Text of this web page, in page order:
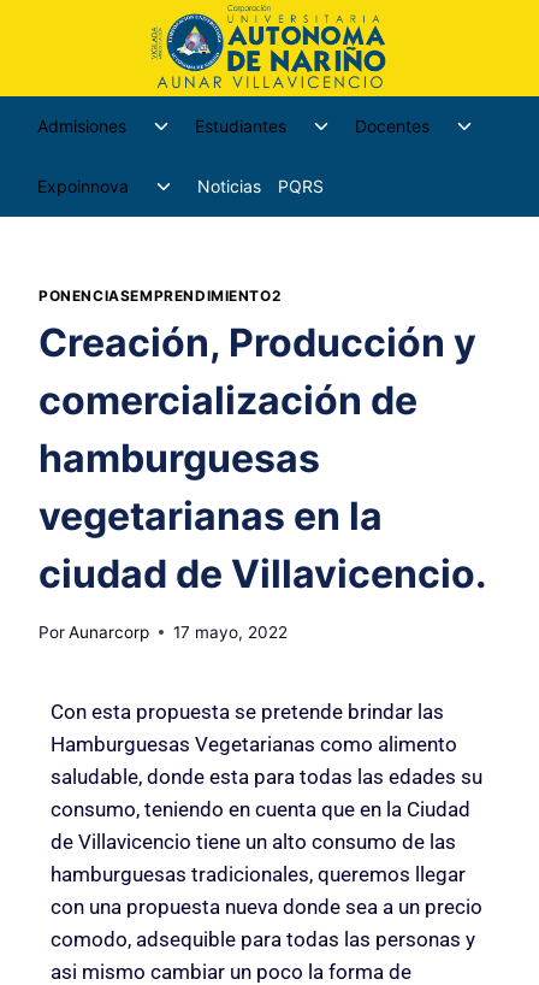
Admisiones Estudiantes Docentes
Expoinnova Noticias PQRS
PONENCIASEMPRENDIMIENTO2
Creación, Producción y
comercialización de
hamburguesas
vegetarianas en la
ciudad de Villavicencio.
PorAunarcorp 17 mayo, 2022
Con esta propuesta se pretende brindar las
Hamburguesas Vegetarianas como alimento
saludable, donde esta para todas las edades su
consumo, teniendo en cuenta que en la Ciudad
de Villavicencio tiene un alto consumo de las
hamburguesas tradicionales, queremos llegar
con una propuesta nueva donde sea a un precio
comodo, adsequible para todas las personas y
asi mismo cambiar un poco la forma de